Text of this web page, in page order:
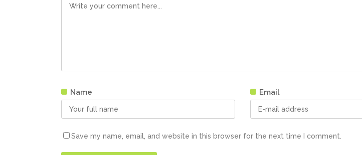
Name Email
Save my name, email, and website in this browser for the next time I comment.